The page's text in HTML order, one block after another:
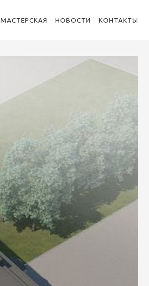
МАСТЕРСКАЯ НОВОСТИ КОНТАКТЫ